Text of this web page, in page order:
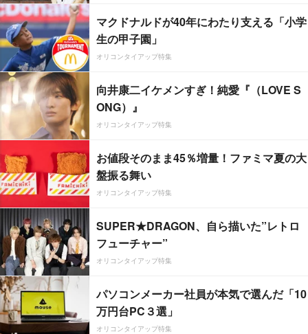
マクドナルドが40年にわたり支える「小学
生の甲子園」
オリコンタイアップ特集
向井康二イケメンすぎ！純愛『（LOVE S
ONG）』
オリコンタイアップ特集
お値段そのまま45％増量！ファミマ夏の大
盤振る舞い
オリコンタイアップ特集
SUPER★DRAGON、自ら描いた”レトロ
フューチャー”
オリコンタイアップ特集
パソコンメーカー社員が本気で選んだ「10
万円台PC３選」
オリコンタイアップ特集